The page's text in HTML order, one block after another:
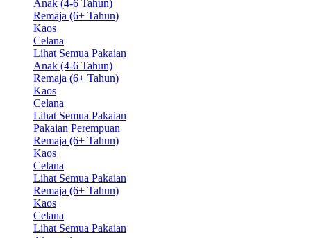
Anak (4-6 Tahun)
Remaja (6+ Tahun)
Kaos
Celana
Lihat Semua Pakaian
Anak (4-6 Tahun)
Remaja (6+ Tahun)
Kaos
Celana
Lihat Semua Pakaian
Pakaian Perempuan
Remaja (6+ Tahun)
Kaos
Celana
Lihat Semua Pakaian
Remaja (6+ Tahun)
Kaos
Celana
Lihat Semua Pakaian